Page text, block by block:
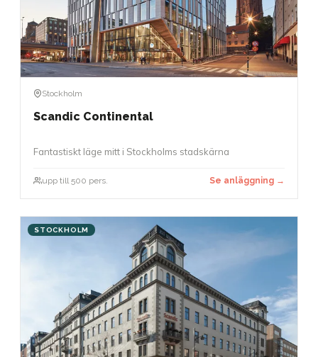
Stockholm
Scandic Continental
Fantastiskt läge mitt i Stockholms stadskärna
upp till 500 pers. Se anläggning →
STOCKHOLM